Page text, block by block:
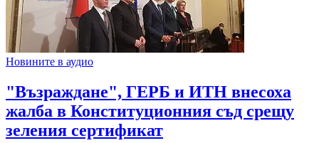
Новините в аудио
"Възраждане", ГЕРБ и ИТН внесоха
жалба в Конституционния съд срещу
зеления сертификат